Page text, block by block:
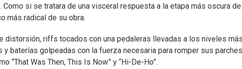
si se tratara de una visceral respuesta a la etapa más oscura de
más radical de su obra.
distorsión, riffs tocados con una pedaleras llevadas a los niveles
y baterías golpeadas con la fuerza necesaria para romper sus
“That Was Then, This Is Now” y “Hi-De-Ho”.